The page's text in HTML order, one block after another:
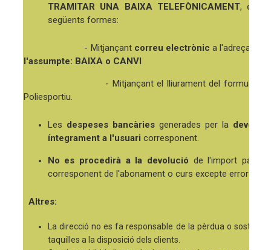
TRAMITAR UNA BAIXA TELEFÒNICAMENT, es
següents formes:
- Mitjançant correu electrònic a l'adreça
l'assumpte: BAIXA o CANVI
- Mitjançant el lliurament del formulari de
Poliesportiu.
Les despeses bancàries generades per la
íntegrament a l'usuari corresponent.
No es procedirà a la devolució de l'import pagat
corresponent de l'abonament o curs excepte errors en
Altres:
La direcció no es fa responsable de la pèrdua o
taquilles a la disposició dels clients.